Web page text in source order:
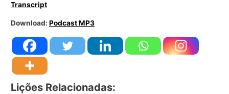
Transcript
Download:Podcast MP3
Lições Relacionadas: